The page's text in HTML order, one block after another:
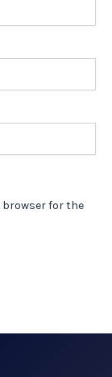
browser for the